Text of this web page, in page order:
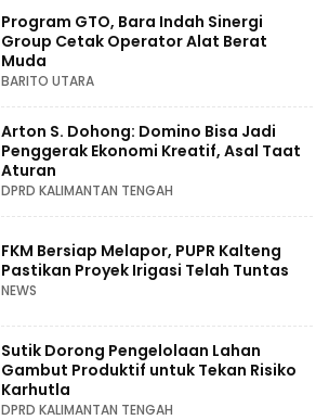
Program GTO, Bara Indah Sinergi
Group Cetak Operator Alat Berat
Muda
BARITO UTARA
Arton S. Dohong: Domino Bisa Jadi
Penggerak Ekonomi Kreatif, Asal Taat
Aturan
DPRD KALIMANTAN TENGAH
FKM Bersiap Melapor, PUPR Kalteng
Pastikan Proyek Irigasi Telah Tuntas
NEWS
Sutik Dorong Pengelolaan Lahan
Gambut Produktif untuk Tekan Risiko
Karhutla
DPRD KALIMANTAN TENGAH